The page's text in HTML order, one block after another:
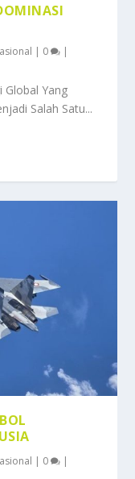
| 0 |
Global Yang
Salah Satu...
| 0 |